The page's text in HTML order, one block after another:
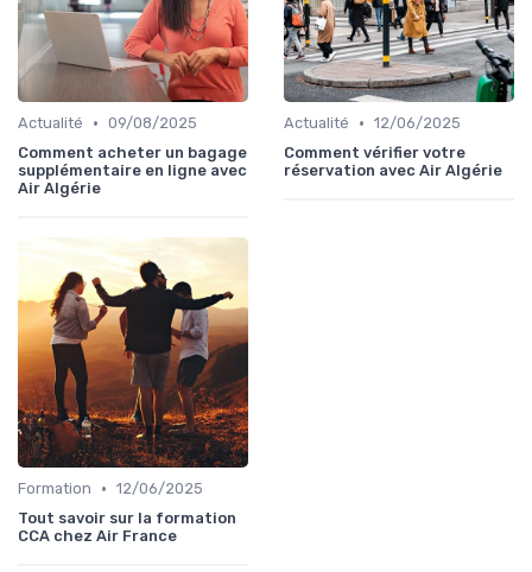
Actualité • 09/08/2025
Comment acheter un bagage
supplémentaire en ligne avec
Air Algérie
Actualité • 12/06/2025
Comment vérifier votre
réservation avec Air Algérie
Formation • 12/06/2025
Tout savoir sur la formation
CCA chez Air France